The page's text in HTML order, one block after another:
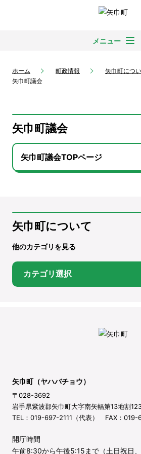
メニュー
ホーム 町政情報
矢巾町につ
矢巾町議会
矢巾町議会
矢巾町議会TOPページ
矢巾町について
他のカテゴリを見る
カテゴリ選択
矢巾町（ヤハバチョウ）
〒028-3692
岩手県紫波郡矢巾町大字南矢幅第13地割
TEL：019-697-2111（代表） FAX：019-
開庁時間
午前8:30から午後5:15まで（土日祝日、